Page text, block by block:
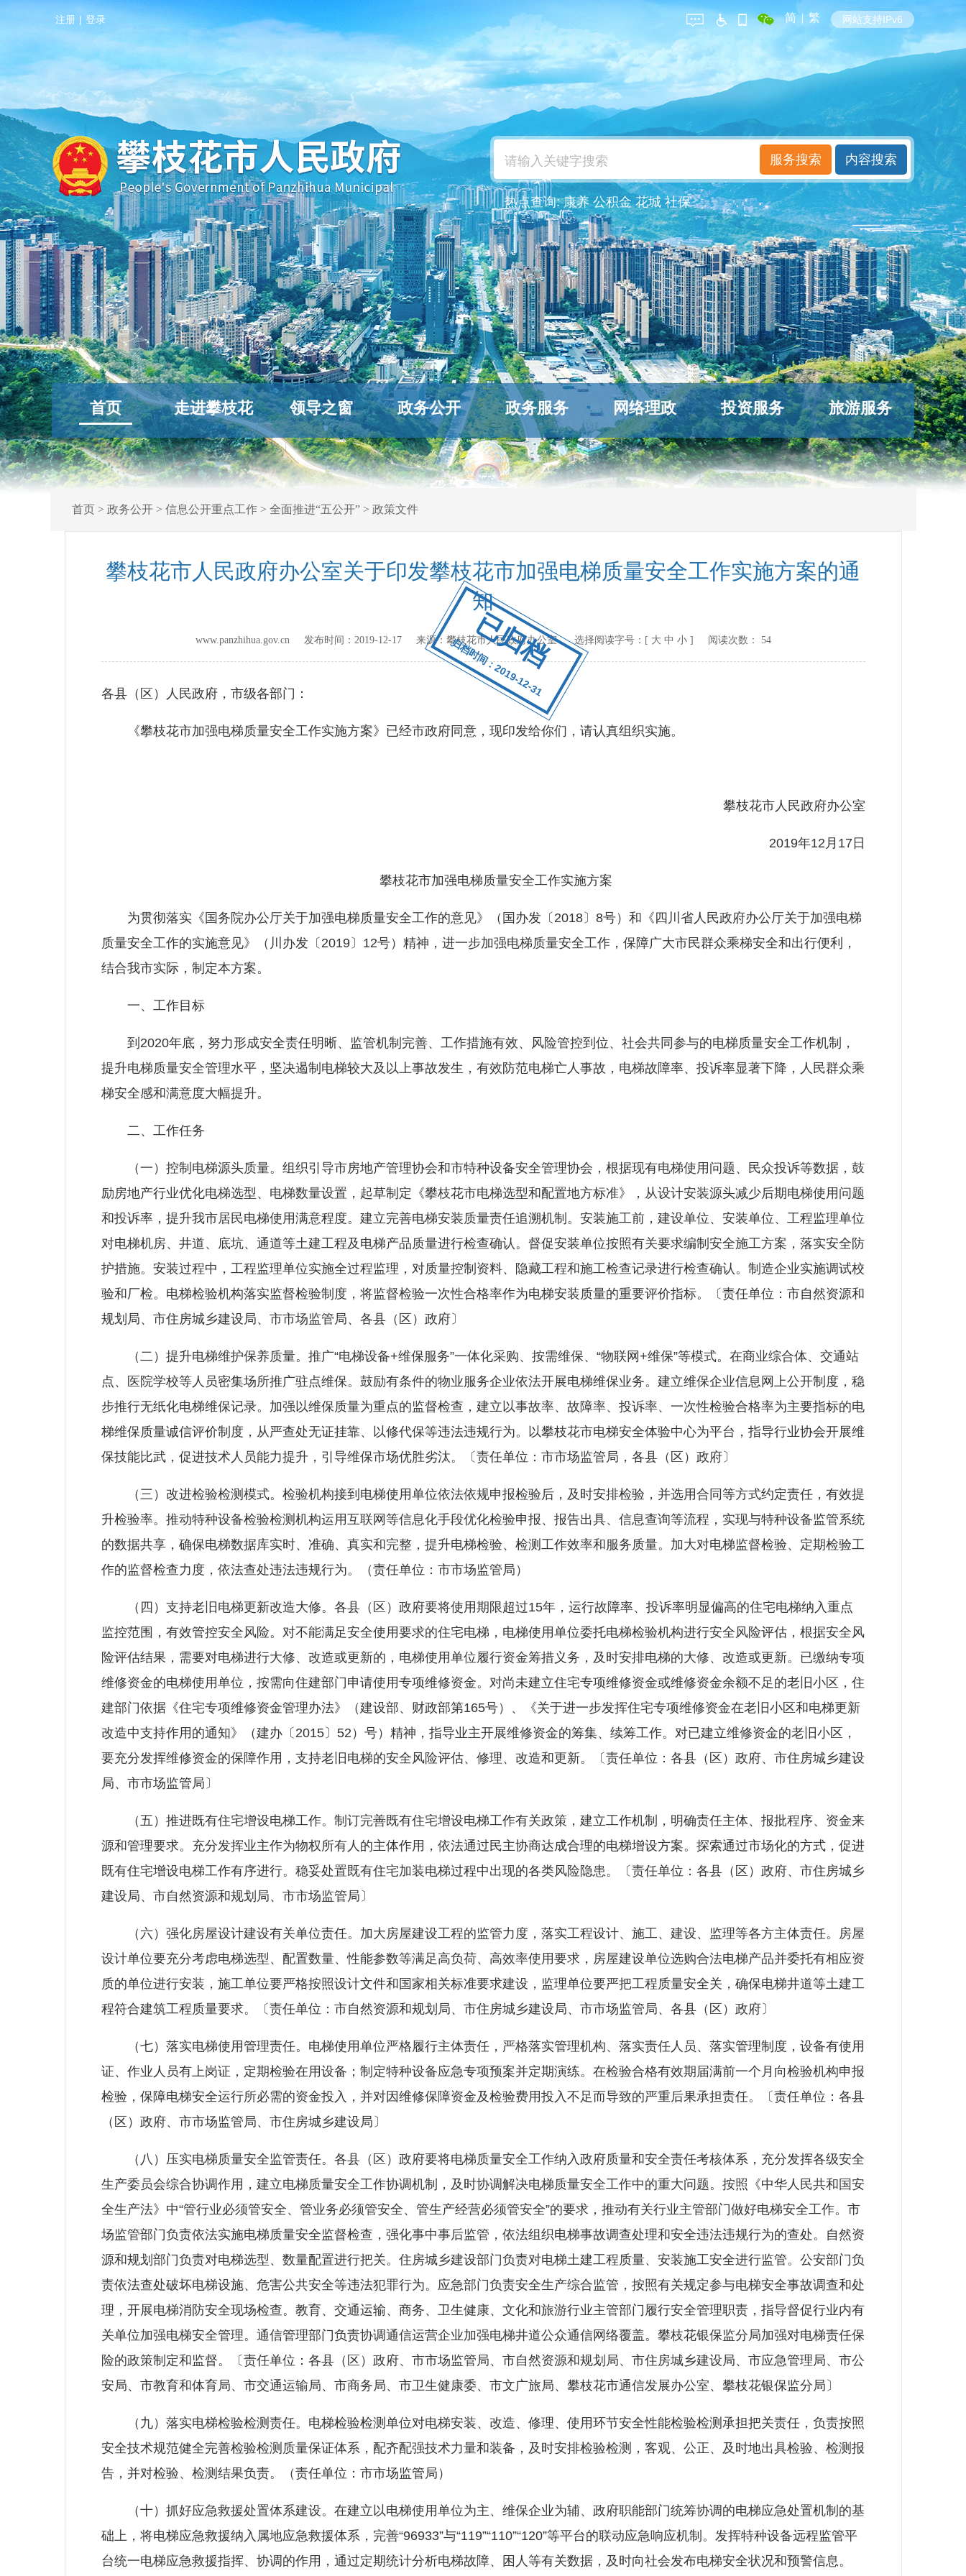
已归档
归档时间：2019-12-31
注册 | 登录 简 | 繁 网站支持IPv6
热点查询:康养 公积金 花城 社保
首页 走进攀枝花 领导之窗 政务公开 政务服务 网络理政 投资服务 旅游服务
首页> 政务公开> 信息公开重点工作> 全面推进“五公开”> 政策文件
攀枝花市人民政府办公室关于印发攀枝花市加强电梯质量安全工作实施方案的通
知
www.panzhihua.gov.cn 发布时间： 2019-12-17来源： 攀枝花市人民政府办公室选择阅读字号：[ 大 中 小] 阅读次数： 54
各县（区）人民政府，市级各部门：
《攀枝花市加强电梯质量安全工作实施方案》已经市政府同意，现印发给你们，请认真组织实施。
攀枝花市人民政府办公室
2019年12月17日
攀枝花市加强电梯质量安全工作实施方案
为贯彻落实《国务院办公厅关于加强电梯质量安全工作的意见》（国办发〔2018〕8号）和《四川省人民政府办公厅关于加强电梯
质量安全工作的实施意见》（川办发〔2019〕12号）精神，进一步加强电梯质量安全工作，保障广大市民群众乘梯安全和出行便利，
结合我市实际，制定本方案。
一、工作目标
到2020年底，努力形成安全责任明晰、监管机制完善、工作措施有效、风险管控到位、社会共同参与的电梯质量安全工作机制，
提升电梯质量安全管理水平，坚决遏制电梯较大及以上事故发生，有效防范电梯亡人事故，电梯故障率、投诉率显著下降，人民群众乘
梯安全感和满意度大幅提升。
二、工作任务
（一）控制电梯源头质量。组织引导市房地产管理协会和市特种设备安全管理协会，根据现有电梯使用问题、民众投诉等数据，鼓
励房地产行业优化电梯选型、电梯数量设置，起草制定《攀枝花市电梯选型和配置地方标准》，从设计安装源头减少后期电梯使用问题
和投诉率，提升我市居民电梯使用满意程度。建立完善电梯安装质量责任追溯机制。安装施工前，建设单位、安装单位、工程监理单位
对电梯机房、井道、底坑、通道等土建工程及电梯产品质量进行检查确认。督促安装单位按照有关要求编制安全施工方案，落实安全防
护措施。安装过程中，工程监理单位实施全过程监理，对质量控制资料、隐藏工程和施工检查记录进行检查确认。制造企业实施调试校
验和厂检。电梯检验机构落实监督检验制度，将监督检验一次性合格率作为电梯安装质量的重要评价指标。〔责任单位：市自然资源和
规划局、市住房城乡建设局、市市场监管局、各县（区）政府〕
（二）提升电梯维护保养质量。推广“电梯设备+维保服务”一体化采购、按需维保、“物联网+维保”等模式。在商业综合体、交通站
点、医院学校等人员密集场所推广驻点维保。鼓励有条件的物业服务企业依法开展电梯维保业务。建立维保企业信息网上公开制度，稳
步推行无纸化电梯维保记录。加强以维保质量为重点的监督检查，建立以事故率、故障率、投诉率、一次性检验合格率为主要指标的电
梯维保质量诚信评价制度，从严查处无证挂靠、以修代保等违法违规行为。以攀枝花市电梯安全体验中心为平台，指导行业协会开展维
保技能比武，促进技术人员能力提升，引导维保市场优胜劣汰。〔责任单位：市市场监管局，各县（区）政府〕
（三）改进检验检测模式。检验机构接到电梯使用单位依法依规申报检验后，及时安排检验，并选用合同等方式约定责任，有效提
升检验率。推动特种设备检验检测机构运用互联网等信息化手段优化检验申报、报告出具、信息查询等流程，实现与特种设备监管系统
的数据共享，确保电梯数据库实时、准确、真实和完整，提升电梯检验、检测工作效率和服务质量。加大对电梯监督检验、定期检验工
作的监督检查力度，依法查处违法违规行为。（责任单位：市市场监管局）
（四）支持老旧电梯更新改造大修。各县（区）政府要将使用期限超过15年，运行故障率、投诉率明显偏高的住宅电梯纳入重点
监控范围，有效管控安全风险。对不能满足安全使用要求的住宅电梯，电梯使用单位委托电梯检验机构进行安全风险评估，根据安全风
险评估结果，需要对电梯进行大修、改造或更新的，电梯使用单位履行资金筹措义务，及时安排电梯的大修、改造或更新。已缴纳专项
维修资金的电梯使用单位，按需向住建部门申请使用专项维修资金。对尚未建立住宅专项维修资金或维修资金余额不足的老旧小区，住
建部门依据《住宅专项维修资金管理办法》（建设部、财政部第165号）、《关于进一步发挥住宅专项维修资金在老旧小区和电梯更新
改造中支持作用的通知》（建办〔2015〕52）号）精神，指导业主开展维修资金的筹集、续筹工作。对已建立维修资金的老旧小区，
要充分发挥维修资金的保障作用，支持老旧电梯的安全风险评估、修理、改造和更新。〔责任单位：各县（区）政府、市住房城乡建设
局、市市场监管局〕
（五）推进既有住宅增设电梯工作。制订完善既有住宅增设电梯工作有关政策，建立工作机制，明确责任主体、报批程序、资金来
源和管理要求。充分发挥业主作为物权所有人的主体作用，依法通过民主协商达成合理的电梯增设方案。探索通过市场化的方式，促进
既有住宅增设电梯工作有序进行。稳妥处置既有住宅加装电梯过程中出现的各类风险隐患。〔责任单位：各县（区）政府、市住房城乡
建设局、市自然资源和规划局、市市场监管局〕
（六）强化房屋设计建设有关单位责任。加大房屋建设工程的监管力度，落实工程设计、施工、建设、监理等各方主体责任。房屋
设计单位要充分考虑电梯选型、配置数量、性能参数等满足高负荷、高效率使用要求，房屋建设单位选购合法电梯产品并委托有相应资
质的单位进行安装，施工单位要严格按照设计文件和国家相关标准要求建设，监理单位要严把工程质量安全关，确保电梯井道等土建工
程符合建筑工程质量要求。〔责任单位：市自然资源和规划局、市住房城乡建设局、市市场监管局、各县（区）政府〕
（七）落实电梯使用管理责任。电梯使用单位严格履行主体责任，严格落实管理机构、落实责任人员、落实管理制度，设备有使用
证、作业人员有上岗证，定期检验在用设备；制定特种设备应急专项预案并定期演练。在检验合格有效期届满前一个月向检验机构申报
检验，保障电梯安全运行所必需的资金投入，并对因维修保障资金及检验费用投入不足而导致的严重后果承担责任。〔责任单位：各县
（区）政府、市市场监管局、市住房城乡建设局 〕
（八）压实电梯质量安全监管责任。各县（区）政府要将电梯质量安全工作纳入政府质量和安全责任考核体系，充分发挥各级安全
生产委员会综合协调作用，建立电梯质量安全工作协调机制，及时协调解决电梯质量安全工作中的重大问题。按照《中华人民共和国安
全生产法》中“管行业必须管安全、管业务必须管安全、管生产经营必须管安全”的要求，推动有关行业主管部门做好电梯安全工作。市
场监管部门负责依法实施电梯质量安全监督检查，强化事中事后监管，依法组织电梯事故调查处理和安全违法违规行为的查处。自然资
源和规划部门负责对电梯选型、数量配置进行把关。住房城乡建设部门负责对电梯土建工程质量、安装施工安全进行监管。公安部门负
责依法查处破坏电梯设施、危害公共安全等违法犯罪行为。应急部门负责安全生产综合监管，按照有关规定参与电梯安全事故调查和处
理，开展电梯消防安全现场检查。教育、交通运输、商务、卫生健康、文化和旅游行业主管部门履行安全管理职责，指导督促行业内有
关单位加强电梯安全管理。通信管理部门负责协调通信运营企业加强电梯井道公众通信网络覆盖。攀枝花银保监分局加强对电梯责任保
险的政策制定和监督。〔责任单位：各县（区）政府、市市场监管局、市自然资源和规划局、市住房城乡建设局、市应急管理局、市公
安局、市教育和体育局、市交通运输局、市商务局、市卫生健康委、市文广旅局、攀枝花市通信发展办公室、攀枝花银保监分局〕
（九）落实电梯检验检测责任。电梯检验检测单位对电梯安装、改造、修理、使用环节安全性能检验检测承担把关责任，负责按照
安全技术规范健全完善检验检测质量保证体系，配齐配强技术力量和装备，及时安排检验检测，客观、公正、及时地出具检验、检测报
告，并对检验、检测结果负责。（责任单位：市市场监管局）
（十）抓好应急救援处置体系建设。在建立以电梯使用单位为主、维保企业为辅、政府职能部门统筹协调的电梯应急处置机制的基
础上，将电梯应急救援纳入属地应急救援体系，完善“96933”与“119”“110”“120”等平台的联动应急响应机制。发挥特种设备远程监管平
台统一电梯应急救援指挥、协调的作用，通过定期统计分析电梯故障、困人等有关数据，及时向社会发布电梯安全状况和预警信息。